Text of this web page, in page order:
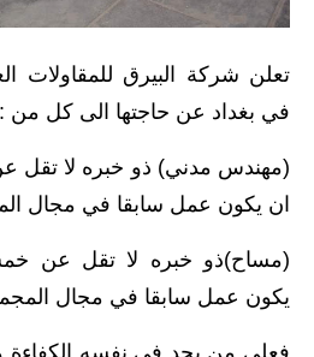
تعلن شركة البيرق للمقاولات
في بغداد عن حاجتها الى كل من :
(مهندس مدني) ذو خبره لا
ان يكون عمل سابقا في مجال
(مساح)ذو خبره لا تقل عن
يكون عمل سابقا في مجال
فعلى من يجد في نفسه